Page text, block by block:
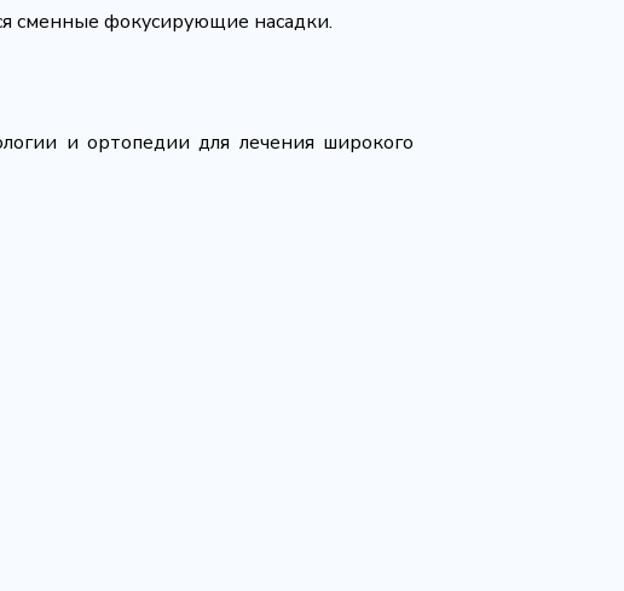
сменные фокусирующие насадки.
и ортопедии для лечения широкого